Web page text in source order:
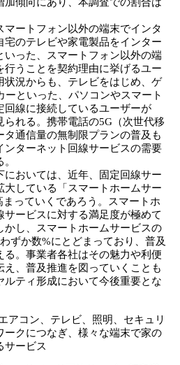
ートフォン以外の端末でインタ
宅のテレビや家電製品をインター
いった、スマートフォン以外の端
行うことを契約理由に挙げるユー
状況からも、テレビをはじめ、ゲ
といった、パソコンやスマート
回線に接続しているユーザーが
れる。携帯電話の5G（次世代移
通信量の無制限プランの普及も
ンターネット回線サービスの需要
おいては、近年、固定回線サー
大している「スマートホームサー
っていくであろう。スマートホ
サービスに対する満足度が極めて
かし、スマートホームサービスの
ずか数%にとどまっており、普及
。事業者各社はその魅力や利便
、普及推進を図っていくことも
ルティ形成において今後重要とな
アコン、テレビ、照明、セキュリ
ークにつなぎ、様々な端末で家の
サービス